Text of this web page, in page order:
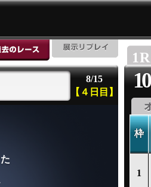
8/15
【４日目】
1R
10
枠
1